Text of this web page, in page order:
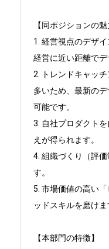
【同ポジションの魅
1. 経営視点のデザイ
経営に近い距離でデ
2. トレンドキャッ
多いため、最新の
可能です。
3. 自社プロダクト
えが得られます。
4. 組織づくり（評
す。
5. 市場価値の高い
ッドスキルを磨けま
【本部門の特徴】